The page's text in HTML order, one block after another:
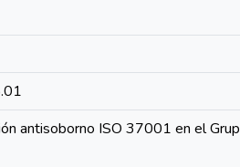
antisoborno ISO 37001 en el